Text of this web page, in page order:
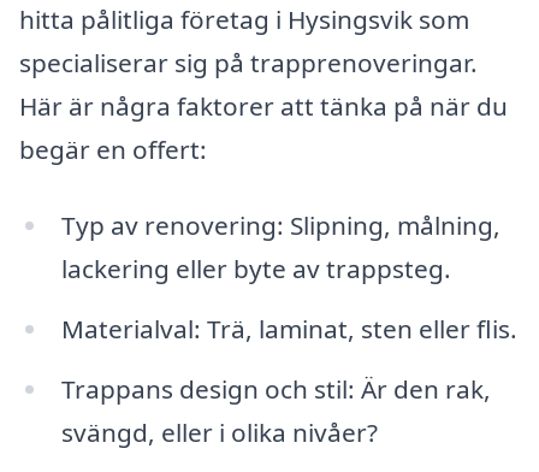
hitta pålitliga företag i Hysingsvik som
specialiserar sig på trapprenoveringar.
Här är några faktorer att tänka på när du
begär en offert:
Typ av renovering: Slipning, målning,
lackering eller byte av trappsteg.
Materialval: Trä, laminat, sten eller flis.
Trappans design och stil: Är den rak,
svängd, eller i olika nivåer?